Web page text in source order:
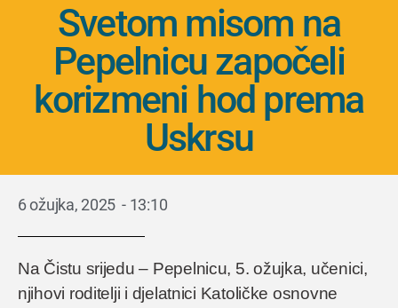
Svetom misom na
Pepelnicu započeli
korizmeni hod prema
Uskrsu
6 ožujka, 2025 - 13:10
Na Čistu srijedu – Pepelnicu, 5. ožujka, učenici,
njihovi roditelji i djelatnici Katoličke osnovne